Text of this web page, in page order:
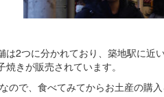
は2つに分かれており、築地駅に近
焼きが販売されています。
ので、食べてみてからお土産の購